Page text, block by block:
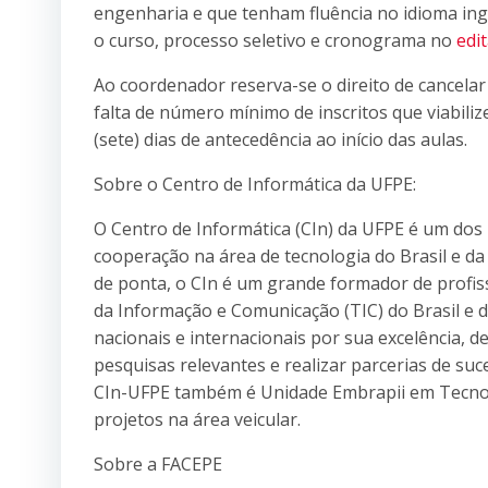
engenharia e que tenham fluência no idioma
o curso, processo seletivo e cronograma no
Ao coordenador reserva-se o direito de
falta de número mínimo de inscritos que
(sete) dias de antecedência ao início das aulas.
Sobre o Centro de Informática da UFPE:
O Centro de Informática (CIn) da UFPE é um
cooperação na área de tecnologia do Brasil e
de ponta, o CIn é um grande formador de
da Informação e Comunicação (TIC) do Brasil e
nacionais e internacionais por sua excelência,
pesquisas relevantes e realizar parcerias de
CIn-UFPE também é Unidade Embrapii em
projetos na área veicular.
Sobre a FACEPE